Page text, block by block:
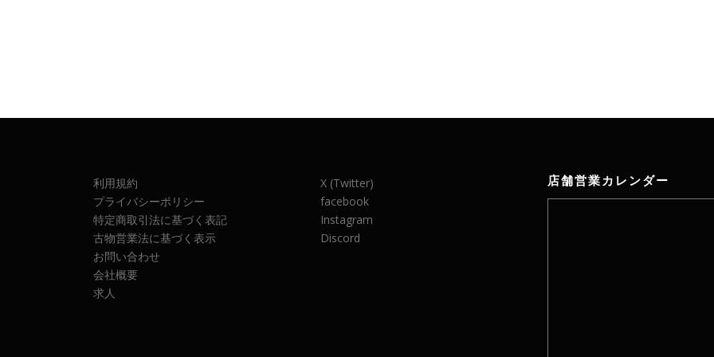
利用規約
プライバシーポリシー
特定商取引法に基づく表記
古物営業法に基づく表示
お問い合わせ
会社概要
求人
X (Twitter)
facebook
Instagram
Discord
店舗営業カレンダー